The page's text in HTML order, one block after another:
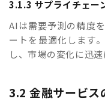
3.1.3 サプライチェー
AIは需要予測の精度
ートを最適化します
し、市場の変化に迅
3.2 金融サービス